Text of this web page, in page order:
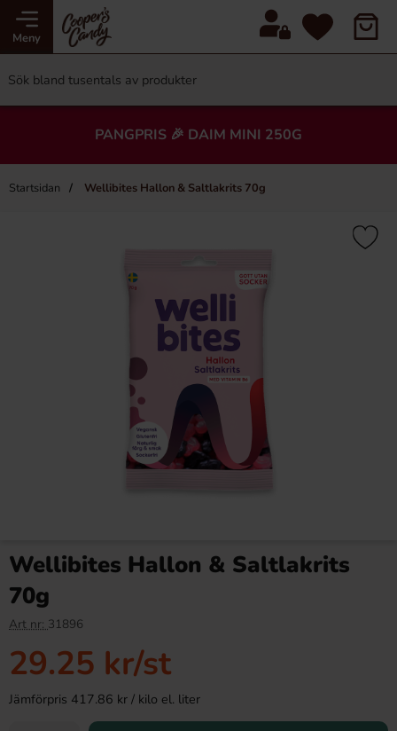
Meny
PANGPRIS 🎉 DAIM MINI 250G
Startsidan Wellibites Hallon & Saltlakrits 70g
Wellibites Hallon & Saltlakrits
70g
Art nr: 31896
29.25 kr/st
Jämförpris 417.86 kr / kilo el. liter